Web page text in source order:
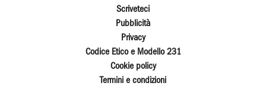
Scriveteci
Pubblicità
Privacy
Codice Etico e Modello 231
Cookie policy
Termini e condizioni